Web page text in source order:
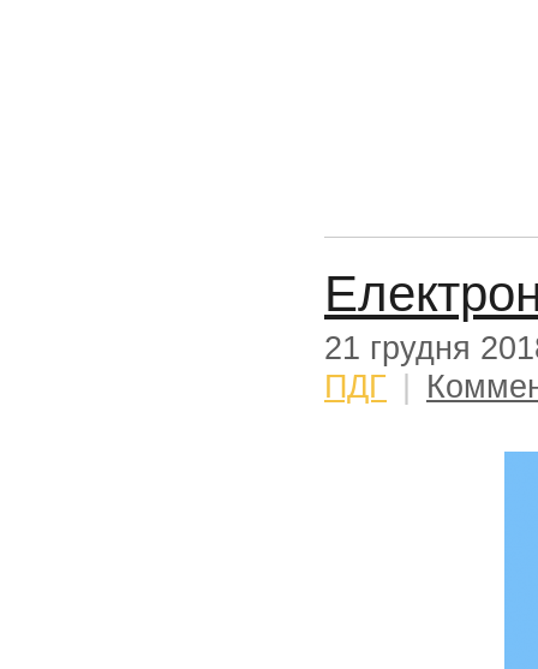
21 грудня
ПДГ